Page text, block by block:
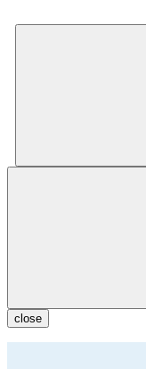
close